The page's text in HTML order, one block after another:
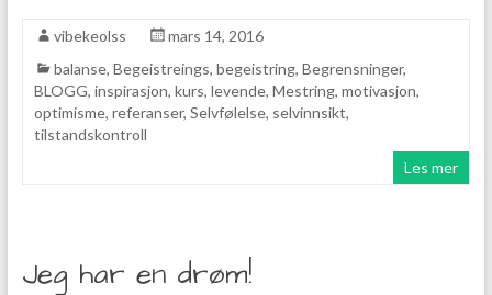
vibekeolss
mars 14, 2016
balanse, Begeistreings, begeistring, Begrensninger,
BLOGG, inspirasjon, kurs, levende, Mestring, motivasjon,
optimisme, referanser, Selvfølelse, selvinnsikt,
tilstandskontroll
Les mer
Jeg har en drøm!